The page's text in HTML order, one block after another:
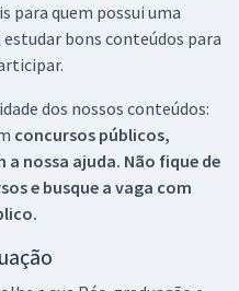
para quem possui uma
bons conteúdos para
dos nossos conteúdos:
concursos públicos,
a nossa ajuda. Não fique de
e busque a vaga com